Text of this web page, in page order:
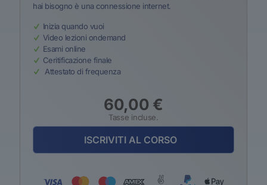
hai bisogno è una connessione internet.
Inizia quando vuoi
Video lezioni ondemand
Esami online
Ceritificazione finale
Attestato di frequenza
60,00 €
Tasse incluse.
ISCRIVITI AL CORSO